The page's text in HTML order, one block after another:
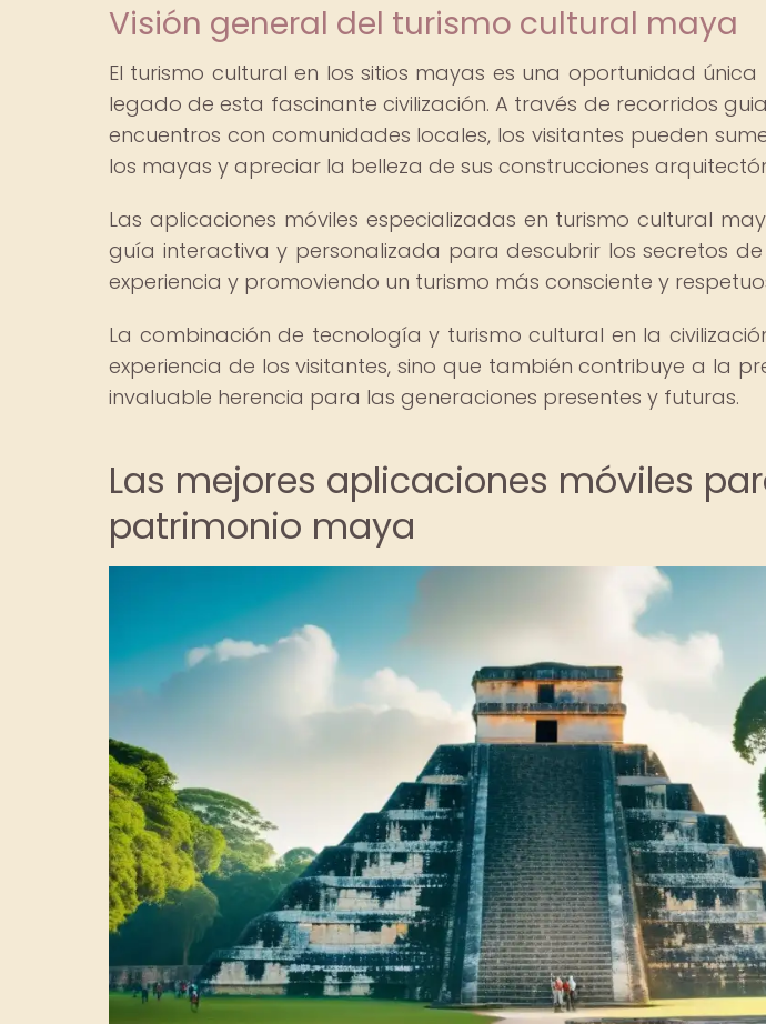
Visión general del turismo cultural maya
El turismo cultural en los sitios mayas es una oportunidad
legado de esta fascinante civilización. A través de recorridos
encuentros con comunidades locales, los visitantes pueden
los mayas y apreciar la belleza de sus construcciones
Las aplicaciones móviles especializadas en turismo cultural
guía interactiva y personalizada para descubrir los secretos
experiencia y promoviendo un turismo más consciente y
La combinación de tecnología y turismo cultural en la
experiencia de los visitantes, sino que también contribuye a la
invaluable herencia para las generaciones presentes y futuras.
Las mejores aplicaciones móviles
patrimonio maya